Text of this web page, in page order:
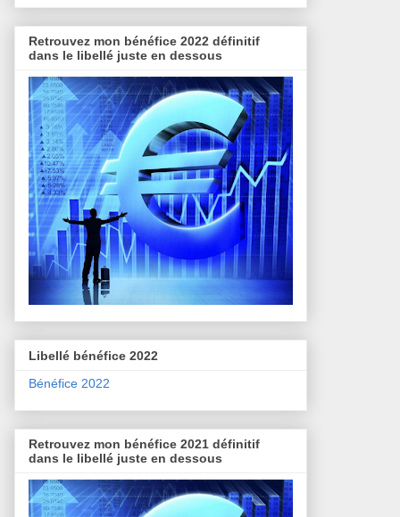
Retrouvez mon bénéfice 2022 définitif
dans le libellé juste en dessous
Libellé bénéfice 2022
Bénéfice 2022
Retrouvez mon bénéfice 2021 définitif
dans le libellé juste en dessous